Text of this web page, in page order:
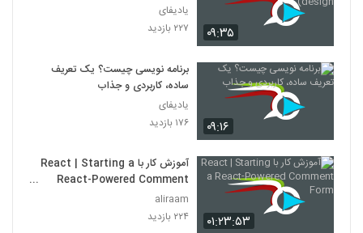
۰۹:۳۵
یادیفای
۲۲۷ بازدید
۰۹:۱۶
برنامه نویسی چیست؟ یک تعریف
ساده، کاربردی و جذاب
یادیفای
۱۷۶ بازدید
۰۱:۲۳:۵۳
آموزش کار با React | Starting a
React-Powered Comment
Form
aliraam
۲۲۴ بازدید